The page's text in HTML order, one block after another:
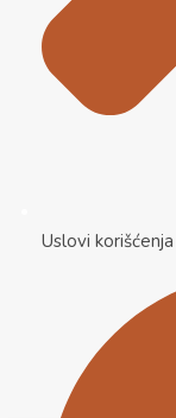
Uslovi korišćenja